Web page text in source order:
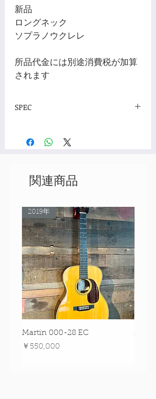
新品
ロングネック
ソプラノウクレレ
所品代金には別途消費税が加算
されます
SPEC
BACK & SIDES：Spalted Mango
NECK：Mahogany
FINGERBOARD：Laurel
NuBone
STRINGS：D’Addario Clear Nylon
STRAP BUTTON：Black x 1
付属品：ギグバック
全長：約55.9cm
スケール：約37.6cm
ボディー：約23.8cm
ナット幅：約3.5cm
フレット：18
ボディーくびれ幅：約11.3cm
ボディー下部最大幅：約17.5cm
関連商品
2019年
Martin 000-28 EC
価格
￥550,000